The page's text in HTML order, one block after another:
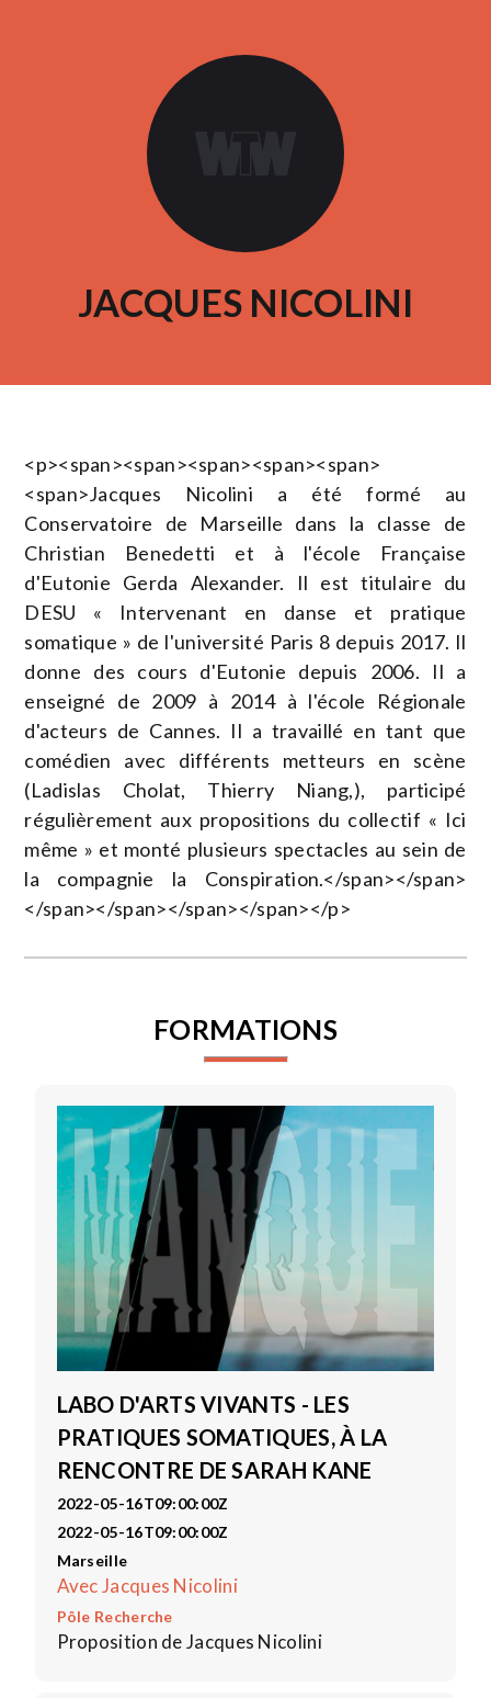
JACQUES NICOLINI
<p><span><span><span><span><span>
<span>Jacques Nicolini a été formé au
Conservatoire de Marseille dans la classe de
Christian Benedetti et à l'école Française
d'Eutonie Gerda Alexander. Il est titulaire du
DESU « Intervenant en danse et pratique
somatique » de l'université Paris 8 depuis 2017. Il
donne des cours d'Eutonie depuis 2006. Il a
enseigné de 2009 à 2014 à l'école Régionale
d'acteurs de Cannes. Il a travaillé en tant que
comédien avec différents metteurs en scène
(Ladislas Cholat, Thierry Niang,), participé
régulièrement aux propositions du collectif « Ici
même » et monté plusieurs spectacles au sein de
la compagnie la Conspiration.</span></span>
</span></span></span></span></p>
FORMATIONS
LABO D'ARTS VIVANTS - LES
PRATIQUES SOMATIQUES, À LA
RENCONTRE DE SARAH KANE
2022-05-16T09:00:00Z
2022-05-16T09:00:00Z
Marseille
Avec Jacques Nicolini
Pôle Recherche
Proposition de Jacques Nicolini